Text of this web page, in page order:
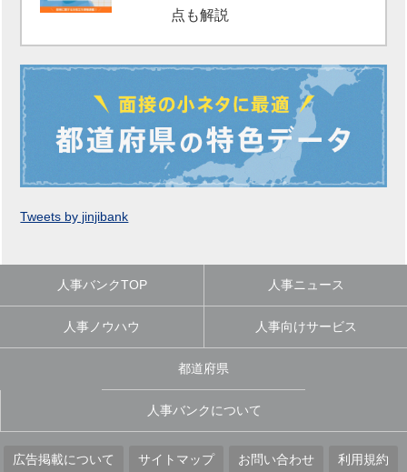
点も解説
Tweets by jinjibank
人事バンクTOP 人事ニュース
人事ノウハウ 人事向けサービス
都道府県
人事バンクについて
広告掲載について サイトマップ お問い合わせ 利用規約